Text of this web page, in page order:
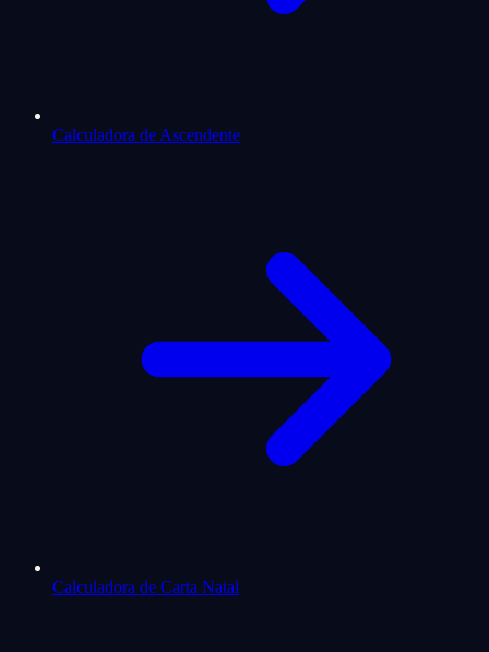
Calculadora de Ascendente
Calculadora de Carta Natal